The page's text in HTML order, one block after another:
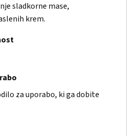
sladkorne mase,
krem.
za uporabo, ki ga dobite